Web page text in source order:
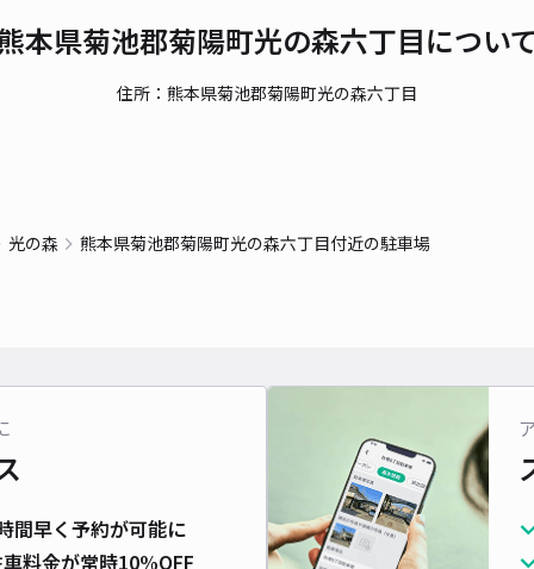
長さ
対
本県菊池郡菊陽町光の森六丁目につい
住所：熊本県菊池郡菊陽町光の森六丁目
光の森 熊本県菊池郡菊陽町光の森六丁目付近の駐車場
間早く予約が可能に
料金が常時10%OFF